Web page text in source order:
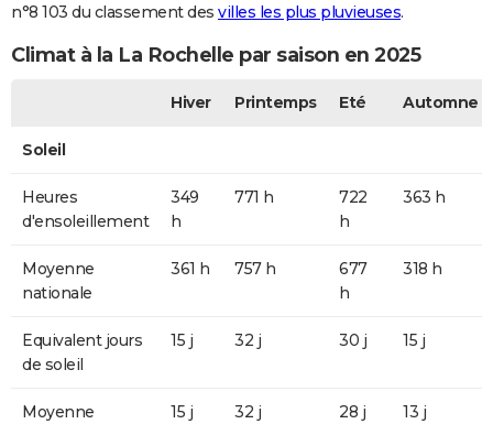
n°8 103 du classement des villes les plus pluvieuses.
Climat à la La Rochelle par saison en 2025
Hiver Printemps Eté Automne
Soleil
Heures
d'ensoleillement
349
h
771 h
722
h
363 h
Moyenne
nationale
361 h 757 h
677
h
318 h
Equivalent jours
de soleil
15 j 32 j 30 j 15 j
Moyenne
15 j 32 j 28 j 13 j